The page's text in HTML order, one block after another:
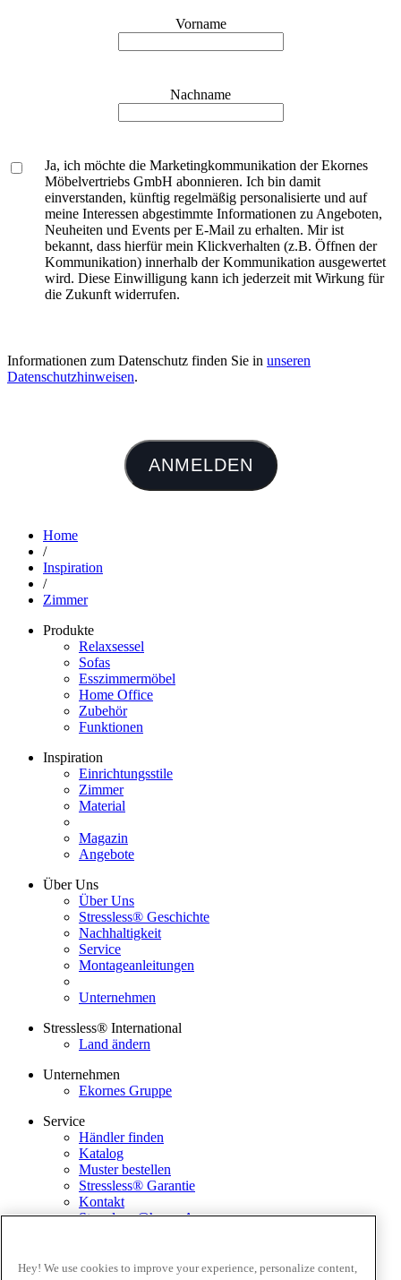
Vorname
Nachname
Ja, ich möchte die Marketingkommunikation der Ekornes
Möbelvertriebs GmbH abonnieren. Ich bin damit
einverstanden, künftig regelmäßig personalisierte und auf
meine Interessen abgestimmte Informationen zu Angeboten,
Neuheiten und Events per E-Mail zu erhalten. Mir ist
bekannt, dass hierfür mein Klickverhalten (z.B. Öffnen der
Kommunikation) innerhalb der Kommunikation ausgewertet
wird. Diese Einwilligung kann ich jederzeit mit Wirkung für
die Zukunft widerrufen.
Informationen zum Datenschutz finden Sie in unseren
Datenschutzhinweisen.
ANMELDEN
Home
/
Inspiration
/
Zimmer
Produkte
Relaxsessel
Sofas
Esszimmermöbel
Home Office
Zubehör
Funktionen
Inspiration
Einrichtungsstile
Zimmer
Material
Magazin
Angebote
Über Uns
Über Uns
Stressless® Geschichte
Nachhaltigkeit
Service
Montageanleitungen
Unternehmen
Stressless® International
Land ändern
Unternehmen
Ekornes Gruppe
Service
Händler finden
Katalog
Muster bestellen
Stressless® Garantie
Kontakt
Stressless @home App
Ekornes Media Portal
Hey! We use cookies to improve your experience, personalize content,